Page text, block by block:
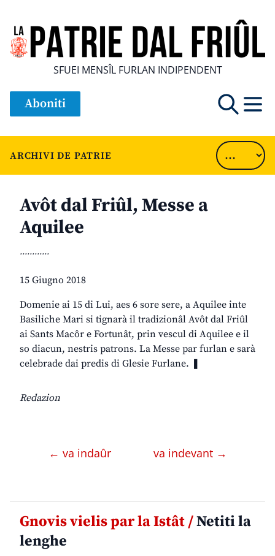
SFUEI MENSÎL FURLAN INDIPENDENT
Aboniti
ARCHIVI DE PATRIE
Avôt dal Friûl, Messe a
Aquilee
............
15 Giugno 2018
Domenie ai 15 di Lui, aes 6 sore sere, a Aquilee inte
Basiliche Mari si tignarà il tradizionâl Avôt dal Friûl
ai Sants Macôr e Fortunât, prin vescul di Aquilee e il
so diacun, nestris patrons. La Messe par furlan e sarà
celebrade dai predis di Glesie Furlane. ❚
Redazion
← va indaûr va indevant →
Gnovis vielis par la Istât /Netiti la
lenghe